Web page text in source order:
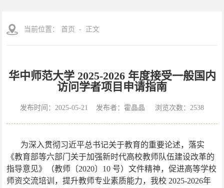
当前位置： 首页 - 正文
华中师范大学 2025-2026 年度接受一般国内
访问学者项目申请指南
发布时间：2025-05-21 发布者：霍晶晶 浏览次数： 2538
为深入贯彻习近平总书记关于教育的重要论述，落实
《教育部等六部门关于加强新时代高校教师队伍建设改革的
指导意见》（教师〔2020〕 10 号）文件精神，促进高等学校
师资交流培训，提升教师专业素质能力，我校 2025-2026年